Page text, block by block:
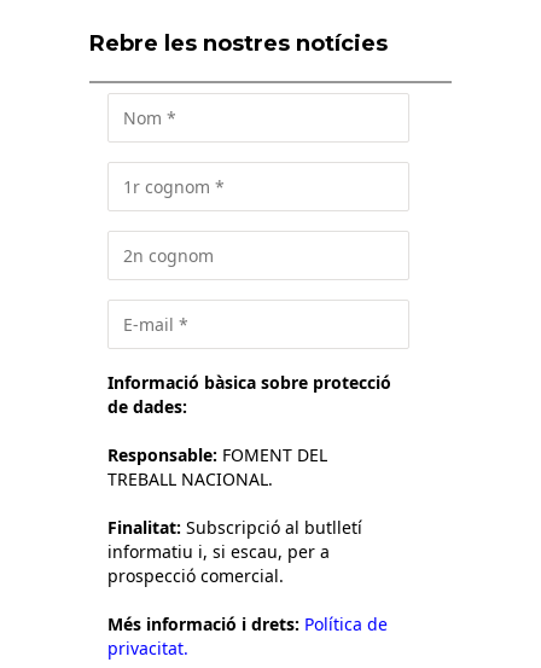
Rebre les nostres notícies
Informació bàsica sobre protecció
de dades:
Responsable: FOMENT DEL
TREBALL NACIONAL.
Finalitat: Subscripció al butlletí
informatiu i, si escau, per a
prospecció comercial.
Més informació i drets: Política de
privacitat.